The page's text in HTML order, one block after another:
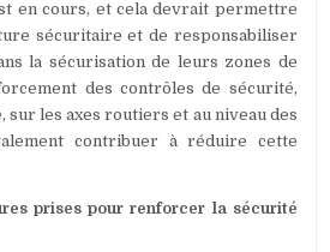
en cours, et cela devrait permettre
sécuritaire et de responsabiliser
la sécurisation de leurs zones de
des contrôles de sécurité,
les axes routiers et au niveau des
contribuer à réduire cette
prises pour renforcer la sécurité